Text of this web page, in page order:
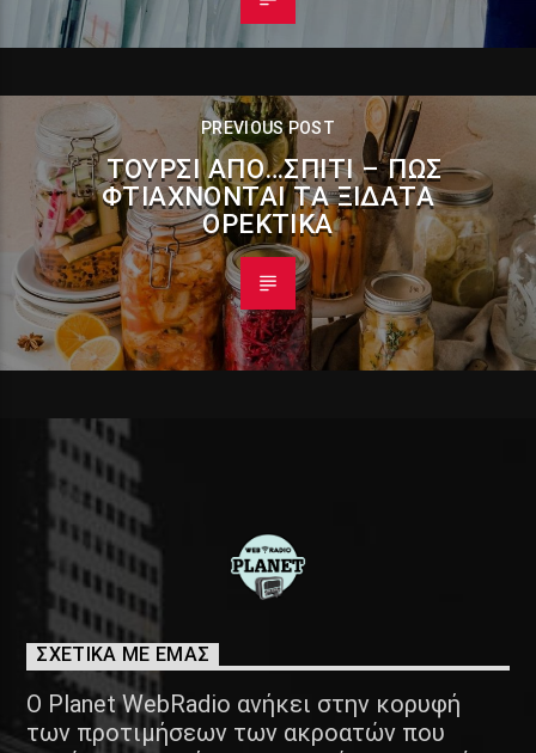
PREVIOUS POST
ΤΟΥΡΣΊ ΑΠΌ…ΣΠΊΤΙ – ΠΏΣ
ΦΤΙΆΧΝΟΝΤΑΙ ΤΑ ΞΙΔΆΤΑ
ΟΡΕΚΤΙΚΆ
ΣΧΕΤΙΚΑ ΜΕ ΕΜΑΣ
Ο Planet WebRadio ανήκει στην κορυφή
των προτιμήσεων των ακροατών που